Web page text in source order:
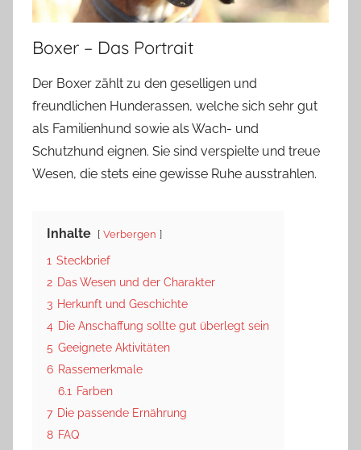
Boxer – Das Portrait
Der Boxer zählt zu den geselligen und
freundlichen Hunderassen, welche sich sehr gut
als Familienhund sowie als Wach- und
Schutzhund eignen. Sie sind verspielte und treue
Wesen, die stets eine gewisse Ruhe ausstrahlen.
Inhalte Verbergen
1 Steckbrief
2 Das Wesen und der Charakter
3 Herkunft und Geschichte
4 Die Anschaffung sollte gut überlegt sein
5 Geeignete Aktivitäten
6 Rassemerkmale
6.1 Farben
7 Die passende Ernährung
8 FAQ